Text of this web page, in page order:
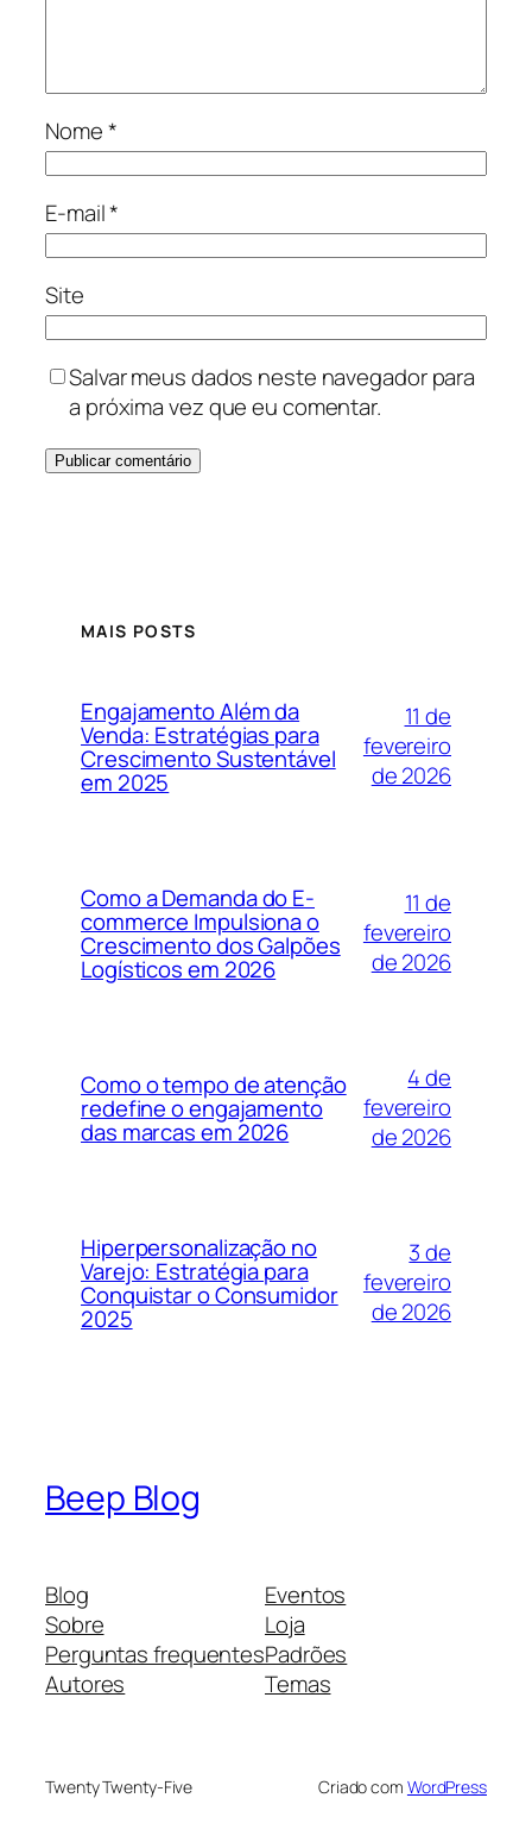
Nome*
E-mail*
Site
Salvar meus dados neste navegador para
a próxima vez que eu comentar.
MAIS POSTS
Engajamento Além da
Venda: Estratégias para
Crescimento Sustentável
em 2025
11 de
fevereiro
de 2026
Como a Demanda do E-
commerce Impulsiona o
Crescimento dos Galpões
Logísticos em 2026
11 de
fevereiro
de 2026
Como o tempo de atenção
redefine o engajamento
das marcas em 2026
4 de
fevereiro
de 2026
Hiperpersonalização no
Varejo: Estratégia para
Conquistar o Consumidor
2025
3 de
fevereiro
de 2026
Beep Blog
Blog
Sobre
Perguntas frequentes
Autores
Eventos
Loja
Padrões
Temas
Twenty Twenty-Five Criado com WordPress